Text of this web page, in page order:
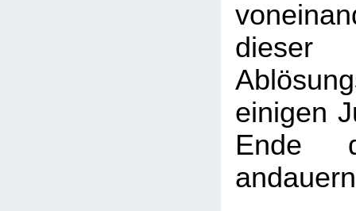
einigen
Ende